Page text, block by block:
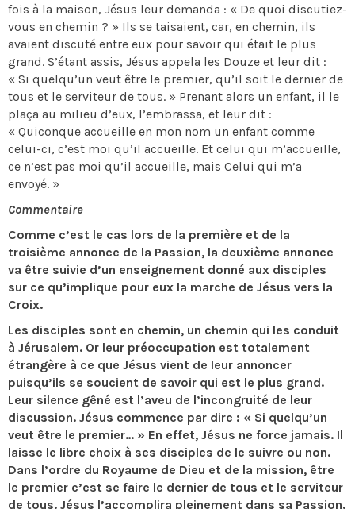
fois à la maison, Jésus leur demanda : « De quoi discutiez-
vous en chemin ? » Ils se taisaient, car, en chemin, ils
avaient discuté entre eux pour savoir qui était le plus
grand. S’étant assis, Jésus appela les Douze et leur dit :
« Si quelqu’un veut être le premier, qu’il soit le dernier de
tous et le serviteur de tous. » Prenant alors un enfant, il le
plaça au milieu d’eux, l’embrassa, et leur dit :
« Quiconque accueille en mon nom un enfant comme
celui-ci, c’est moi qu’il accueille. Et celui qui m’accueille,
ce n’est pas moi qu’il accueille, mais Celui qui m’a
envoyé. »
Commentaire
Comme c’est le cas lors de la première et de la
troisième annonce de la Passion, la deuxième annonce
va être suivie d’un enseignement donné aux disciples
sur ce qu’implique pour eux la marche de Jésus vers la
Croix.
Les disciples sont en chemin, un chemin qui les conduit
à Jérusalem. Or leur préoccupation est totalement
étrangère à ce que Jésus vient de leur annoncer
puisqu’ils se soucient de savoir qui est le plus grand.
Leur silence gêné est l’aveu de l’incongruité de leur
discussion. Jésus commence par dire : « Si quelqu’un
veut être le premier… » En effet, Jésus ne force jamais. Il
laisse le libre choix à ses disciples de le suivre ou non.
Dans l’ordre du Royaume de Dieu et de la mission, être
le premier c’est se faire le dernier de tous et le serviteur
de tous. Jésus l’accomplira pleinement dans sa Passion.